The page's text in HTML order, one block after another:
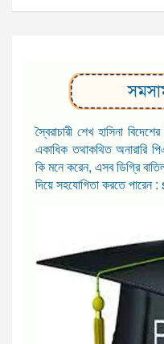
স্বৈরাচারী শেখ হাসিনা
একাধিক তথাকথিত অনারারি
কি মনে করেন, এসব ডিগ্রি
দিয়ে সহযোগিতা করতে